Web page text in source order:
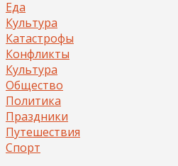
Еда
Культура
Катастрофы
Конфликты
Культура
Общество
Политика
Праздники
Путешествия
Спорт